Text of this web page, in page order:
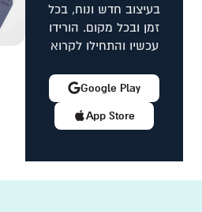
בעיצוב חדש ונוח, בכל
זמן ובכל מקום. הורידו
עכשיו והתחילו לקרוא
App Store
Google Play